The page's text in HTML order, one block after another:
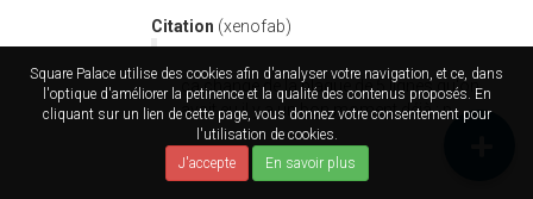
Square Palace utilise des cookies afin d'analyser votre navigation, et ce, dans
l'optique d'améliorer la petinence et la qualité des contenus proposés. En
cliquant sur un lien de cette page, vous donnez votre consentement pour
l'utilisation de cookies.
J'accepte
En savoir plus
Citation (xenofab)
ça change de la blague de 5 lignes qu'on
avait eu il y a un bon moment déjà : p